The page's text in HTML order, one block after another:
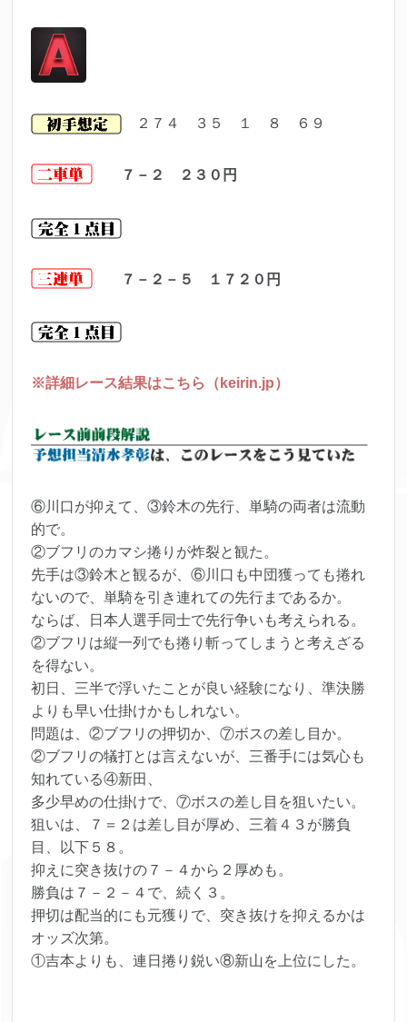
２７４ ３５ １ ８ ６９
７－２ ２３０ 円
７－２－５ １７２０ 円
※詳細レース結果はこちら（keirin.jp）
⑥川口が抑えて、③鈴木の先行、単騎の両者は流動
的で。
②ブフリのカマシ捲りが炸裂と観た。
先手は③鈴木と観るが、⑥川口も中団獲っても捲れ
ないので、単騎を引き連れての先行まであるか。
ならば、日本人選手同士で先行争いも考えられる。
②ブフリは縦一列でも捲り斬ってしまうと考えざる
を得ない。
初日、三半で浮いたことが良い経験になり、準決勝
よりも早い仕掛けかもしれない。
問題は、②ブフリの押切か、⑦ボスの差し目か。
②ブフリの犠打とは言えないが、三番手には気心も
知れている④新田、
多少早めの仕掛けで、⑦ボスの差し目を狙いたい。
狙いは、７＝２は差し目が厚め、三着４３が勝負
目、以下５８。
抑えに突き抜けの７－４から２厚めも。
勝負は７－２－４で、続く３。
押切は配当的にも元獲りで、突き抜けを抑えるかは
オッズ次第。
①吉本よりも、連日捲り鋭い⑧新山を上位にした。